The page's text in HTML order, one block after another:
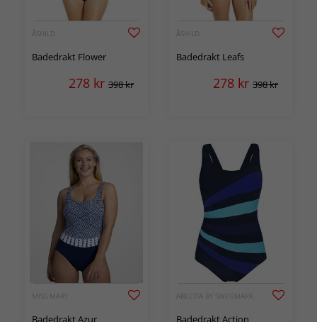
ÅSHILD
Badedrakt Flower
278 kr 398 kr
ÅSHILD
Badedrakt Leafs
278 kr 398 kr
MISS MARY
Badedrakt Azur
ABECITA BY SWEGMARK
Badedrakt Action